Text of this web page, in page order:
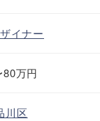
イナー
万円
川区